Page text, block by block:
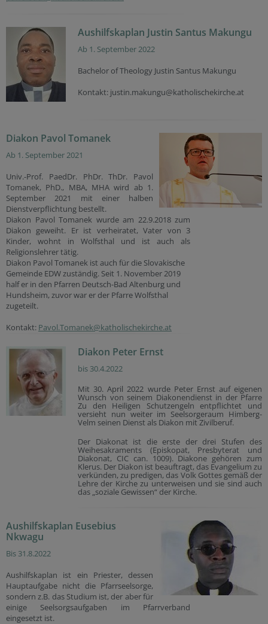
Aushilfskaplan Justin Santus Makungu
Ab 1. September 2022
Bachelor of Theology Justin Santus Makungu
Kontakt: justin.makungu@katholischekirche.at
Diakon Pavol Tomanek
Ab 1. September 2021
Univ.-Prof. PaedDr. PhDr. ThDr. Pavol
Tomanek, PhD., MBA, MHA wird ab 1.
September 2021 mit einer halben
Dienstverpflichtung bestellt.
Diakon Pavol Tomanek wurde am 22.9.2018 zum
Diakon geweiht. Er ist verheiratet, Vater von 3
Kinder, wohnt in Wolfsthal und ist auch als
Religionslehrer tätig.
Diakon Pavol Tomanek ist auch für die Slovakische
Gemeinde EDW zuständig. Seit 1. November 2019
half er in den Pfarren Deutsch-Bad Altenburg und
Hundsheim, zuvor war er der Pfarre Wolfsthal
zugeteilt.
Kontakt: Pavol.Tomanek@katholischekirche.at
Diakon Peter Ernst
bis 30.4.2022
Mit 30. April 2022 wurde Peter Ernst auf eigenen
Wunsch von seinem Diakonendienst in der Pfarre
Zu den Heiligen Schutzengeln entpflichtet und
versieht nun weiter im Seelsorgeraum Himberg-
Velm seinen Dienst als Diakon mit Zivilberuf.
Der Diakonat ist die erste der drei Stufen des
Weihesakraments (Episkopat, Presbyterat und
Diakonat, CIC can. 1009). Diakone gehören zum
Klerus. Der Diakon ist beauftragt, das Evangelium zu
verkünden, zu predigen, das Volk Gottes gemäß der
Lehre der Kirche zu unterweisen und sie sind auch
das „soziale Gewissen“ der Kirche.
Aushilfskaplan Eusebius
Nkwagu
Bis 31.8.2022
Aushilfskaplan ist ein Priester, dessen
Hauptaufgabe nicht die Pfarrseelsorge,
sondern z.B. das Studium ist, der aber für
einige Seelsorgsaufgaben im Pfarrverband
eingesetzt ist.